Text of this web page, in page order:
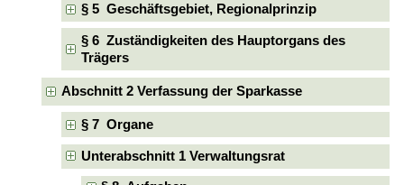
§ 5 Geschäftsgebiet, Regionalprinzip
§ 6 Zuständigkeiten des Hauptorgans des
Trägers
Abschnitt 2 Verfassung der Sparkasse
§ 7 Organe
Unterabschnitt 1 Verwaltungsrat